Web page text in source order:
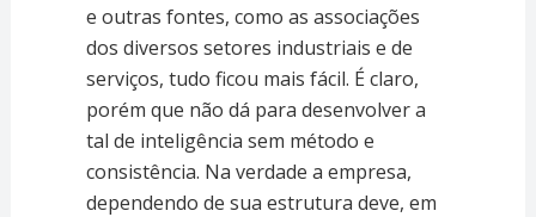
e outras fontes, como as associações
dos diversos setores industriais e de
serviços, tudo ficou mais fácil. É claro,
porém que não dá para desenvolver a
tal de inteligência sem método e
consistência. Na verdade a empresa,
dependendo de sua estrutura deve, em